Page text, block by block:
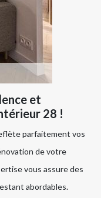
et
28 !
parfaitement vos
de votre
vous assure des
abordables.